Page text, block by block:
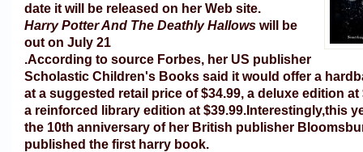
date it will be released on her Web site.
Harry Potter And The Deathly Hallows will be
out on July 21
.According to source Forbes, her US publisher
Scholastic Children's Books said it would offer a
at a suggested retail price of $34.99, a deluxe edition at
a reinforced library edition at $39.99.Interestingly,this
the 10th anniversary of her British publisher
published the first harry book.